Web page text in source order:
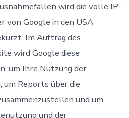
wird die volle IP-
von Google in den USA
Im Auftrag des
wird Google diese
um Ihre Nutzung der
Reports über die
und um
und der